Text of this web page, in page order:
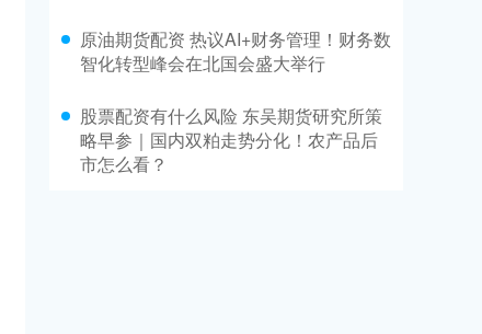
原油期货配资 热议AI+财务管理！财务数
智化转型峰会在北国会盛大举行
股票配资有什么风险 东吴期货研究所策
略早参｜国内双粕走势分化！农产品后
市怎么看？